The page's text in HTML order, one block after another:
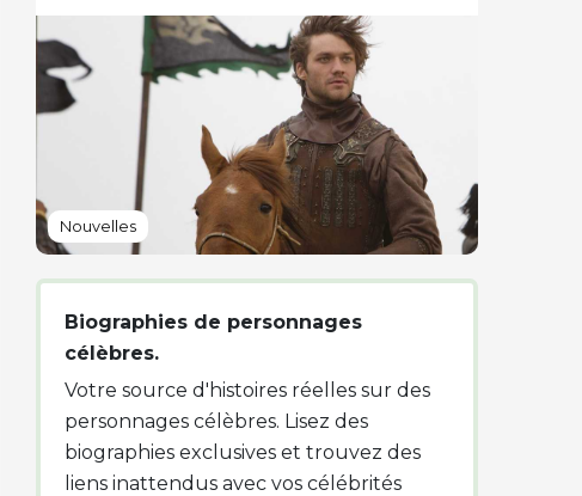
Nouvelles
Biographies de personnages
célèbres.
Votre source d'histoires réelles sur des
personnages célèbres. Lisez des
biographies exclusives et trouvez des
liens inattendus avec vos célébrités